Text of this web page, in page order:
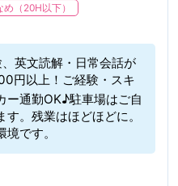
（20H以下）
英文読解・日常会話が
円以上！ご経験・スキ
通勤OK♪駐車場はご自
。残業はほどほどに。
です。